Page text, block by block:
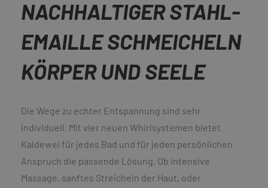
NACHHALTIGER STAHL-
EMAILLE SCHMEICHELN
KÖRPER UND SEELE
Die Wege zu echter Entspannung sind sehr
individuell. Mit vier neuen Whirlsystemen bietet
Kaldewei für jedes Bad und für jeden persönlichen
Anspruch die passende Lösung. Ob intensive
Massage, sanftes Streicheln der Haut, oder